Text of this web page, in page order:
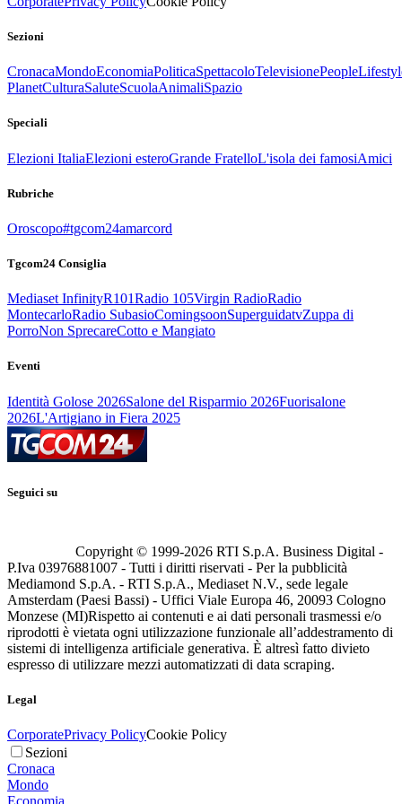
Sezioni
CronacaMondoEconomiaPoliticaSpettacoloTelevisionePeople
PlanetCulturaSaluteScuolaAnimaliSpazio
Speciali
Elezioni ItaliaElezioni esteroGrande FratelloL'isola dei famosiAmici
Rubriche
Oroscopo#tgcom24amarcord
Tgcom24 Consiglia
Mediaset InfinityR101Radio 105Virgin RadioRadio
MontecarloRadio SubasioComingsoonSuperguidatvZuppa di
PorroNon SprecareCotto e Mangiato
Eventi
Identità Golose 2026Salone del Risparmio 2026Fuorisalone
2026L'Artigiano in Fiera 2025
Seguici su
Copyright © 1999-2026 RTI S.p.A. Business Digital -
P.Iva 03976881007 - Tutti i diritti riservati - Per la pubblicità
Mediamond S.p.A. - RTI S.p.A., Mediaset N.V., sede legale
Amsterdam (Paesi Bassi) - Uffici Viale Europa 46, 20093 Cologno
Monzese (MI)Rispetto ai contenuti e ai dati personali trasmessi e/o
riprodotti è vietata ogni utilizzazione funzionale all’addestramento di
sistemi di intelligenza artificiale generativa. È altresì fatto divieto
espresso di utilizzare mezzi automatizzati di data scraping.
Legal
CorporatePrivacy PolicyCookie Policy
Sezioni
Cronaca
Mondo